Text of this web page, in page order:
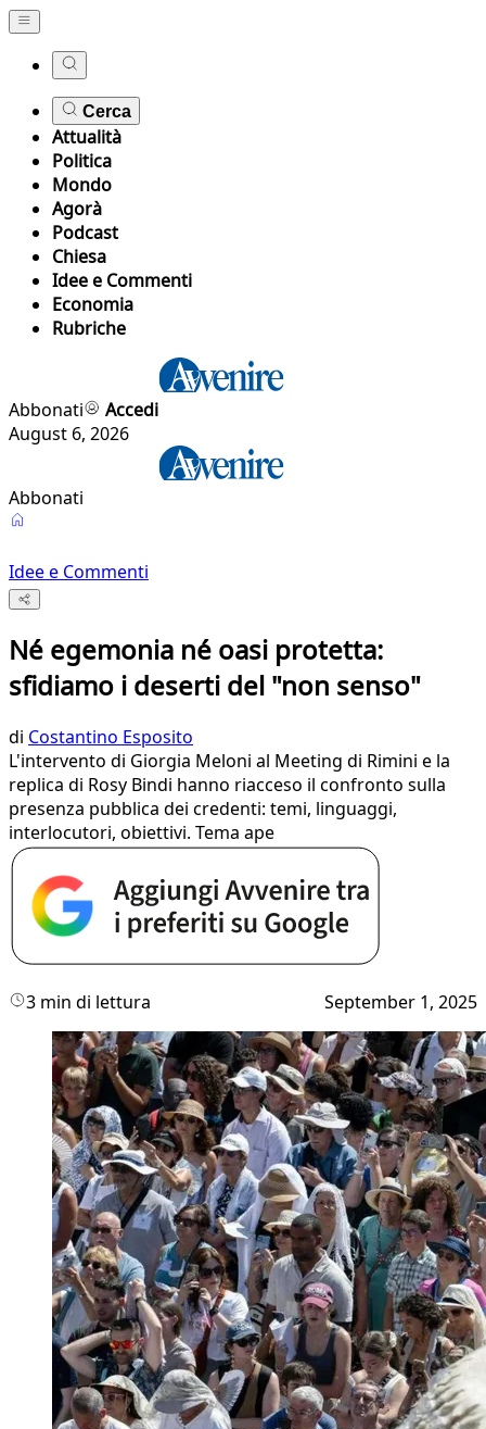
Cerca
Attualità
Politica
Mondo
Agorà
Podcast
Chiesa
Idee e Commenti
Economia
Rubriche
Abbonati
Accedi
August 6, 2026
Abbonati
Idee e Commenti
Né egemonia né oasi protetta:
sfidiamo i deserti del "non senso"
di Costantino Esposito
L'intervento di Giorgia Meloni al Meeting di Rimini e la
replica di Rosy Bindi hanno riacceso il confronto sulla
presenza pubblica dei credenti: temi, linguaggi,
interlocutori, obiettivi. Tema ape
3 min di lettura September 1, 2025